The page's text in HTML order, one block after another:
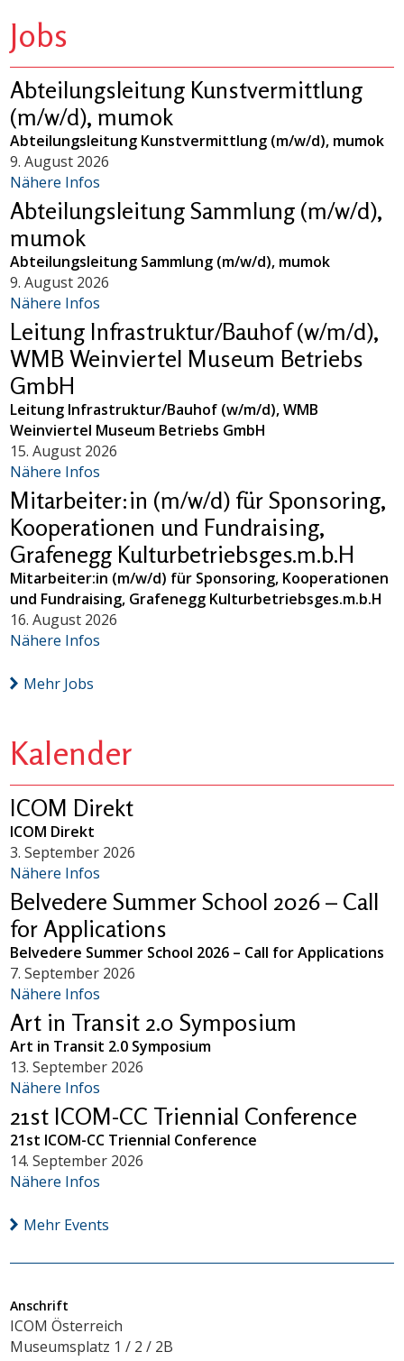
Jobs
Abteilungsleitung Kunstvermittlung
(m/w/d), mumok
Abteilungsleitung Kunstvermittlung (m/w/d), mumok
9. August 2026
Nähere Infos
Abteilungsleitung Sammlung (m/w/d),
mumok
Abteilungsleitung Sammlung (m/w/d), mumok
9. August 2026
Nähere Infos
Leitung Infrastruktur/Bauhof (w/m/d),
WMB Weinviertel Museum Betriebs
GmbH
Leitung Infrastruktur/Bauhof (w/m/d), WMB
Weinviertel Museum Betriebs GmbH
15. August 2026
Nähere Infos
Mitarbeiter:in (m/w/d) für Sponsoring,
Kooperationen und Fundraising,
Grafenegg Kulturbetriebsges.m.b.H
Mitarbeiter:in (m/w/d) für Sponsoring, Kooperationen
und Fundraising, Grafenegg Kulturbetriebsges.m.b.H
16. August 2026
Nähere Infos
Mehr Jobs
Kalender
ICOM Direkt
ICOM Direkt
3. September 2026
Nähere Infos
Belvedere Summer School 2026 – Call
for Applications
Belvedere Summer School 2026 – Call for Applications
7. September 2026
Nähere Infos
Art in Transit 2.0 Symposium
Art in Transit 2.0 Symposium
13. September 2026
Nähere Infos
21st ICOM-CC Triennial Conference
21st ICOM-CC Triennial Conference
14. September 2026
Nähere Infos
Mehr Events
Anschrift
ICOM Österreich
Museumsplatz 1 / 2 / 2B